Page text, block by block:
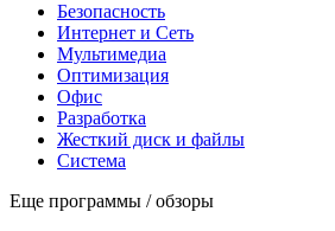
Безопасность
Интернет и Сеть
Мультимедиа
Оптимизация
Офис
Разработка
Жесткий диск и файлы
Система
Еще программы / обзоры